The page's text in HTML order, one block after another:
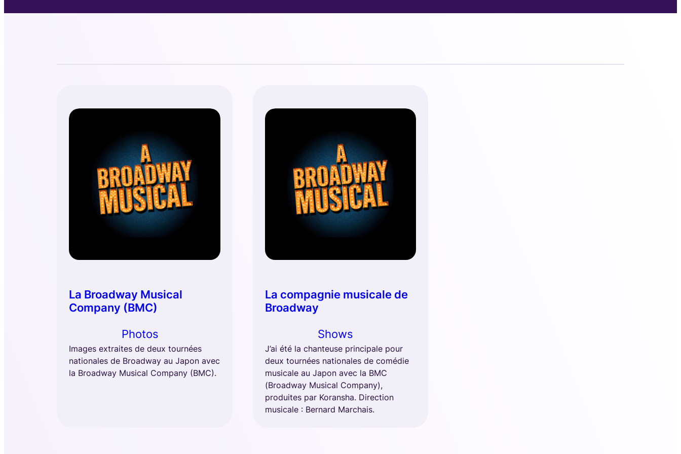
La Broadway Musical
Company (BMC)
Photos
Images extraites de deux tournées
nationales de Broadway au Japon avec
la Broadway Musical Company (BMC).
La compagnie musicale de
Broadway
Shows
J’ai été la chanteuse principale pour
deux tournées nationales de comédie
musicale au Japon avec la BMC
(Broadway Musical Company),
produites par Koransha. Direction
musicale : Bernard Marchais.